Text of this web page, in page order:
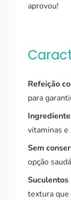
aprovou!
Refeição
para
vitaminas e
Sem
opção
Suculentos
textura que